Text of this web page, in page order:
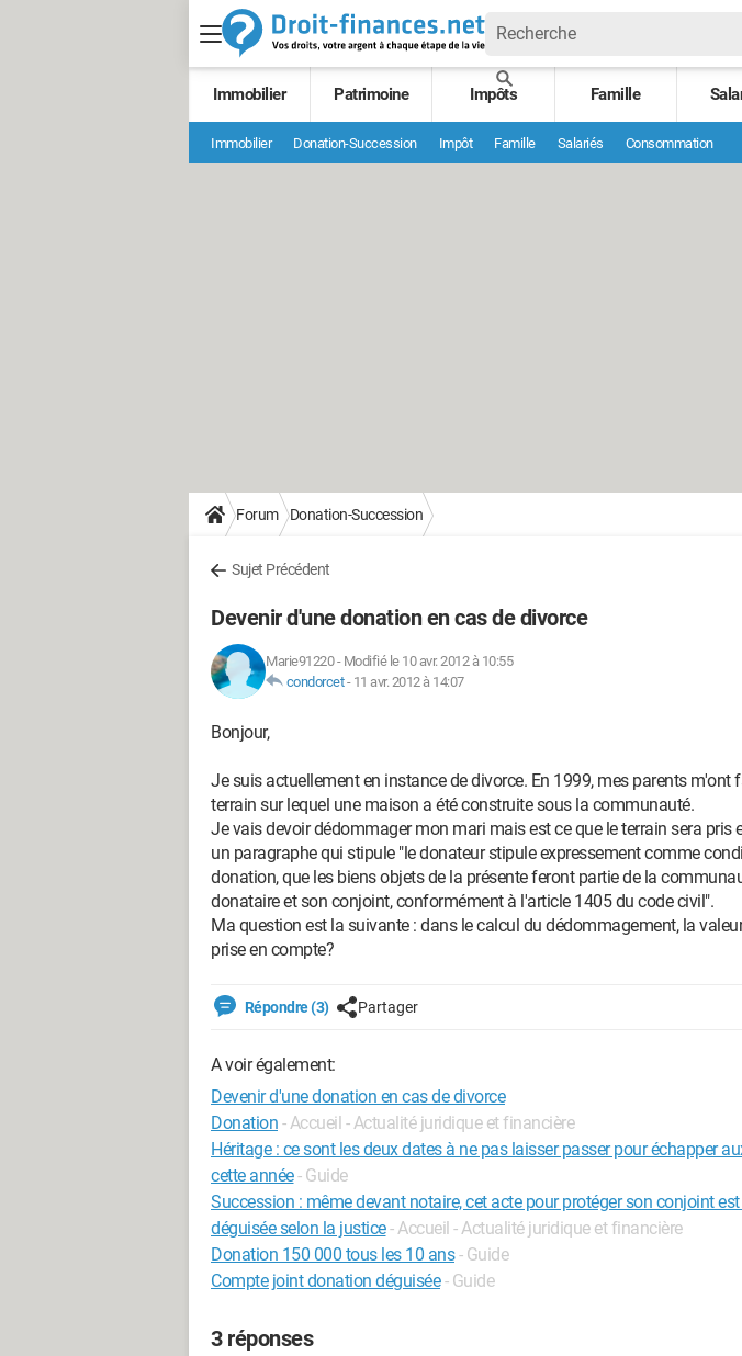
Immobilier Patrimoine Impôts Famille
Immobilier Donation-Succession Impôt Famille Salariés Consommation
Forum Donation-Succession
Sujet Précédent
Devenir d'une donation en cas de divorce
Marie91220- Modifié le 10 avr. 2012 à 10:55
condorcet- 11 avr. 2012 à 14:07
Bonjour,
Je suis actuellement en instance de divorce. En 1999, mes parents m'ont
terrain sur lequel une maison a été construite sous la communauté.
Je vais devoir dédommager mon mari mais est ce que le terrain sera pris
un paragraphe qui stipule "le donateur stipule expressement comme
donation, que les biens objets de la présente feront partie de la
donataire et son conjoint, conformément à l'article 1405 du code civil".
Ma question est la suivante : dans le calcul du dédommagement, la
prise en compte?
Répondre (3) Partager
A voir également:
Devenir d'une donation en cas de divorce
Donation - Accueil - Actualité juridique et financière
Héritage : ce sont les deux dates à ne pas laisser passer pour échapper
cette année- Guide
Succession : même devant notaire, cet acte pour protéger son conjoint
déguisée selon la justice- Accueil - Actualité juridique et financière
Donation 150 000 tous les 10 ans - Guide
Compte joint donation déguisée - Guide
3 réponses